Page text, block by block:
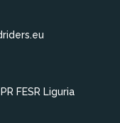
FESR Liguria